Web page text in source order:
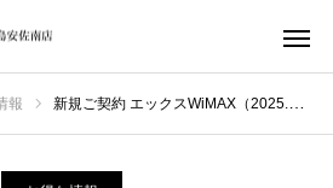
報 新規ご契約 エックスWiMAX（2025.08.25更新）